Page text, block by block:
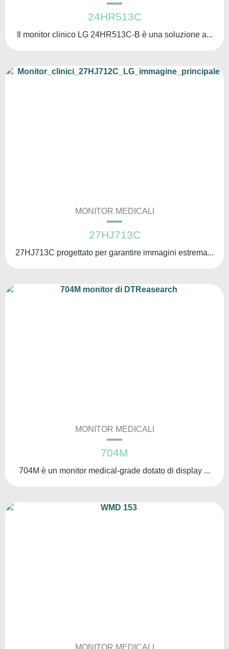
24HR513C
Il monitor clinico LG 24HR513C-B è una soluzione a...
MONITOR MEDICALI
27HJ713C
27HJ713C progettato per garantire immagini estrema...
MONITOR MEDICALI
704M
704M è un monitor medical-grade dotato di display ...